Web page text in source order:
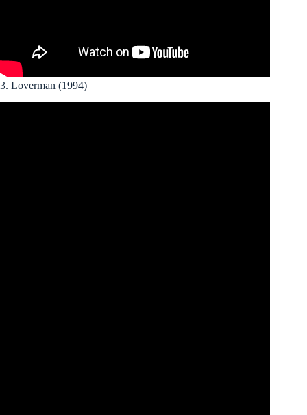
3. Loverman (1994)